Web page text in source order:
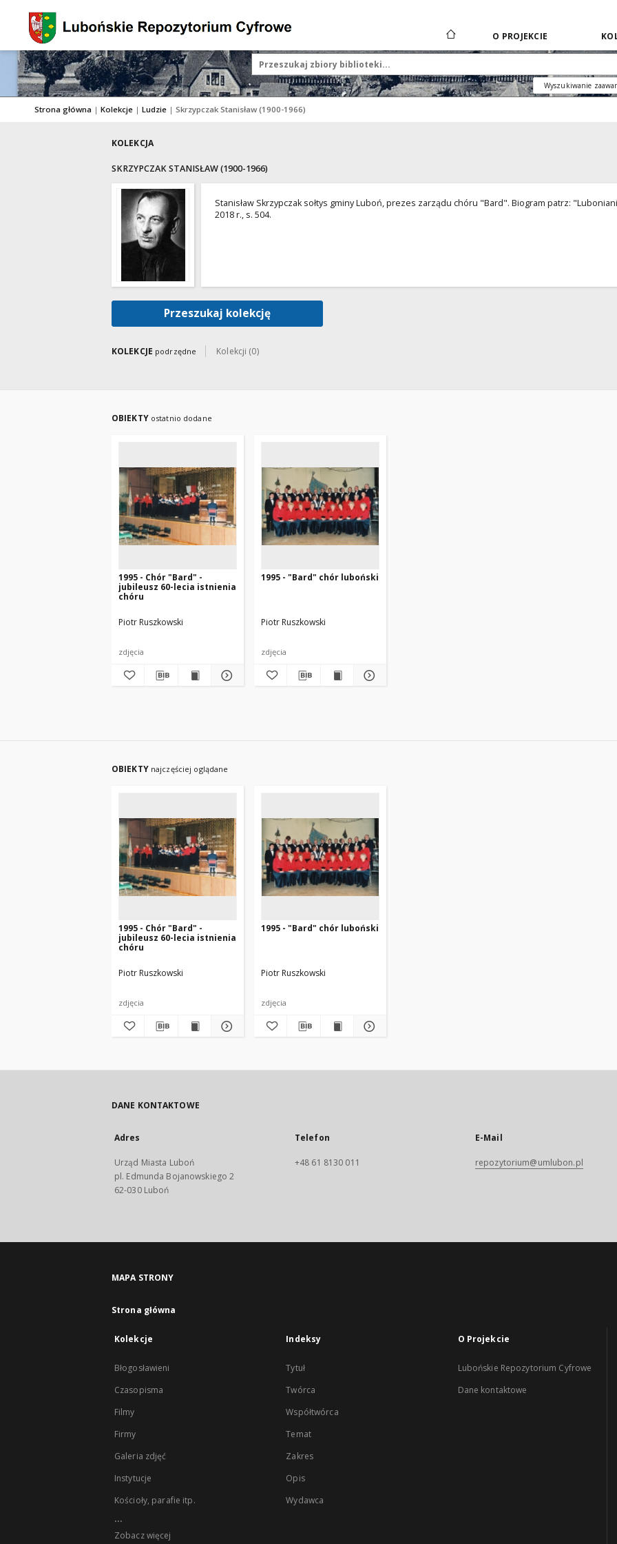
O PROJEKCIE
Wyszukiwanie
Strona główna | Kolekcje | Ludzie | Skrzypczak Stanisław (1900-1966)
KOLEKCJA
SKRZYPCZAK STANISŁAW (1900-1966)
Stanisław Skrzypczak sołtys gminy Luboń, prezes zarządu chóru "Bard". Biogram patrz:
2018 r., s. 504.
Przeszukaj kolekcję
KOLEKCJE podrzędne Kolekcji (0)
OBIEKTY ostatnio dodane
1995 - Chór "Bard" -
jubileusz 60-lecia istnienia
chóru
Piotr Ruszkowski
zdjęcia
1995 - "Bard" chór luboński
Piotr Ruszkowski
zdjęcia
OBIEKTY najczęściej oglądane
1995 - Chór "Bard" -
jubileusz 60-lecia istnienia
chóru
Piotr Ruszkowski
zdjęcia
1995 - "Bard" chór luboński
Piotr Ruszkowski
zdjęcia
DANE KONTAKTOWE
Adres
Urząd Miasta Luboń
pl. Edmunda Bojanowskiego 2
62-030 Luboń
Telefon
+48 61 8130 011
E-Mail
repozytorium@umlubon.pl
MAPA STRONY
Strona główna
Kolekcje
Błogosławieni
Czasopisma
Filmy
Firmy
Galeria zdjęć
Instytucje
Kościoły, parafie itp.
...
Zobacz więcej
Indeksy
Tytuł
Twórca
Współtwórca
Temat
Zakres
Opis
Wydawca
O Projekcie
Lubońskie Repozytorium Cyfrowe
Dane kontaktowe